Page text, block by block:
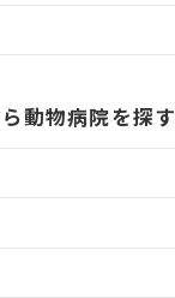
動物病院を探す